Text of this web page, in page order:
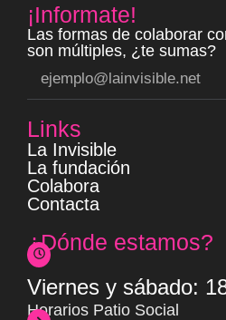
¡Informate!
Las formas de colaborar
son múltiples, ¿te sumas?
Links
La Invisible
La fundación
Colabora
Contacta
¿Dónde estamos?
Viernes y sábado:
Horarios Patio Social